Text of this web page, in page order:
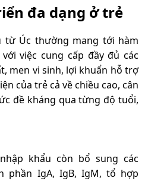
đa dạng ở trẻ
từ Úc thường mang tới hàm
việc cung cấp đầy đủ các
men vi sinh, lợi khuẩn hỗ trợ
của trẻ cả về chiều cao, cân
đề kháng qua từng độ tuổi,
khẩu còn bổ sung các
phần IgA, IgB, IgM, tổ hợp